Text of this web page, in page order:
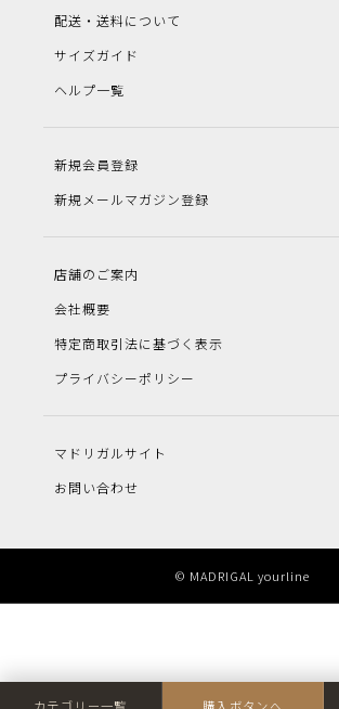
配送・送料について
サイズガイド
ヘルプ一覧
新規会員登録
新規メールマガジン登録
店舗のご案内
会社概要
特定商取引法に基づく表示
プライバシーポリシー
マドリガルサイト
お問い合わせ
© MADRIGAL yourline